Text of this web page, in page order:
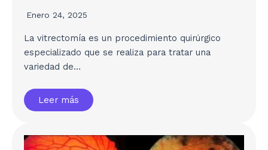
Enero 24, 2025
La vitrectomía es un procedimiento quirúrgico
especializado que se realiza para tratar una
variedad de…
Leer más